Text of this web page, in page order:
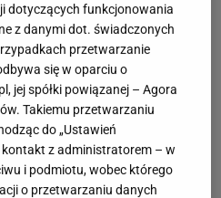
dotyczących funkcjonowania
z danymi dot. świadczonych
przetwarzanie
się w oparciu o
jej spółki powiązanej – Agora
Takiemu przetwarzaniu
do „Ustawień
z administratorem – w
i podmiotu, wobec którego
o przetwarzaniu danych